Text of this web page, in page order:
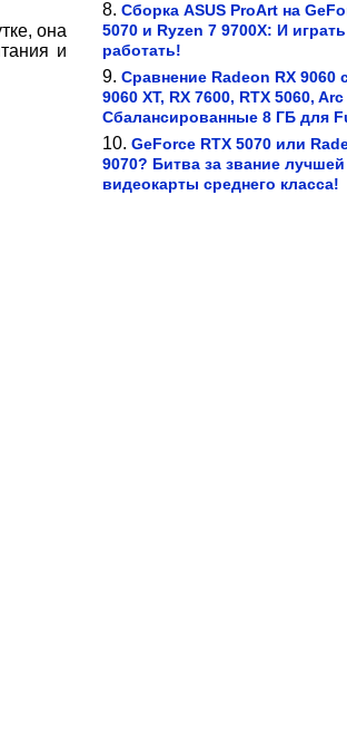
она
и
Сборка ASUS ProArt на
5070 и Ryzen 7 9700X: И
работать!
Сравнение Radeon RX 9060
9060 XT, RX 7600, RTX 5060,
Сбалансированные 8 ГБ для
GeForce RTX 5070 или
9070? Битва за звание лучшей
видеокарты среднего класса!